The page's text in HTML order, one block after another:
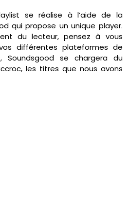
se réalise à l’aide de la
qui propose un unique player.
du lecteur, pensez à vous
différentes plateformes de
Soundsgood se chargera du
les titres que nous avons